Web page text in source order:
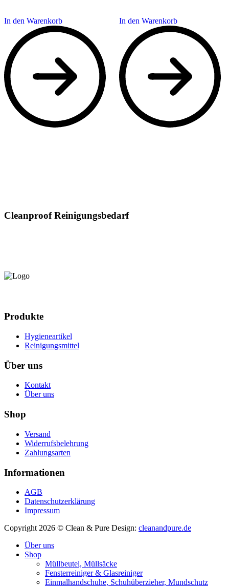
In den Warenkorb In den Warenkorb
Cleanproof Reinigungsbedarf
Produkte
Hygieneartikel
Reinigungsmittel
Über uns
Kontakt
Über uns
Shop
Versand
Widerrufsbelehrung
Zahlungsarten
Informationen
AGB
Datenschutzerklärung
Impressum
Copyright 2026 © Clean & Pure Design: cleanandpure.de
Über uns
Shop
Müllbeutel, Müllsäcke
Fensterreiniger & Glasreiniger
Einmalhandschuhe, Schuhüberzieher, Mundschutz